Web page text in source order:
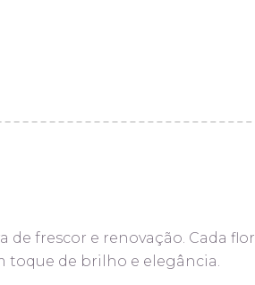
frescor e renovação. Cada flor
toque de brilho e elegância.